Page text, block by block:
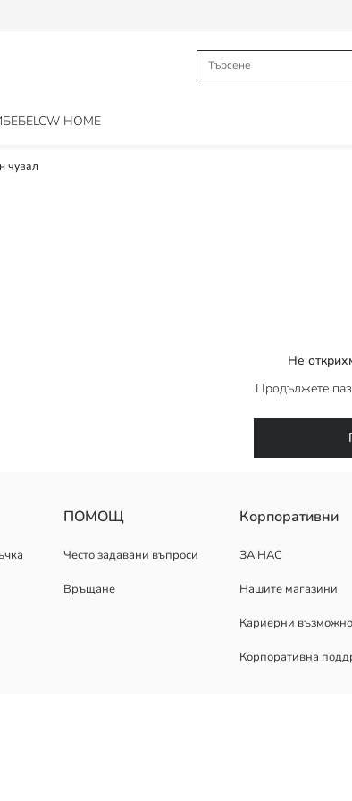
БЕБЕLCW HOME
чувал
Не
Продължете
ПОМОЩ
Често задавани въпроси
Връщане
Корпоративни
ЗА НАС
Нашите магазини
Кариерни
Корпоративна